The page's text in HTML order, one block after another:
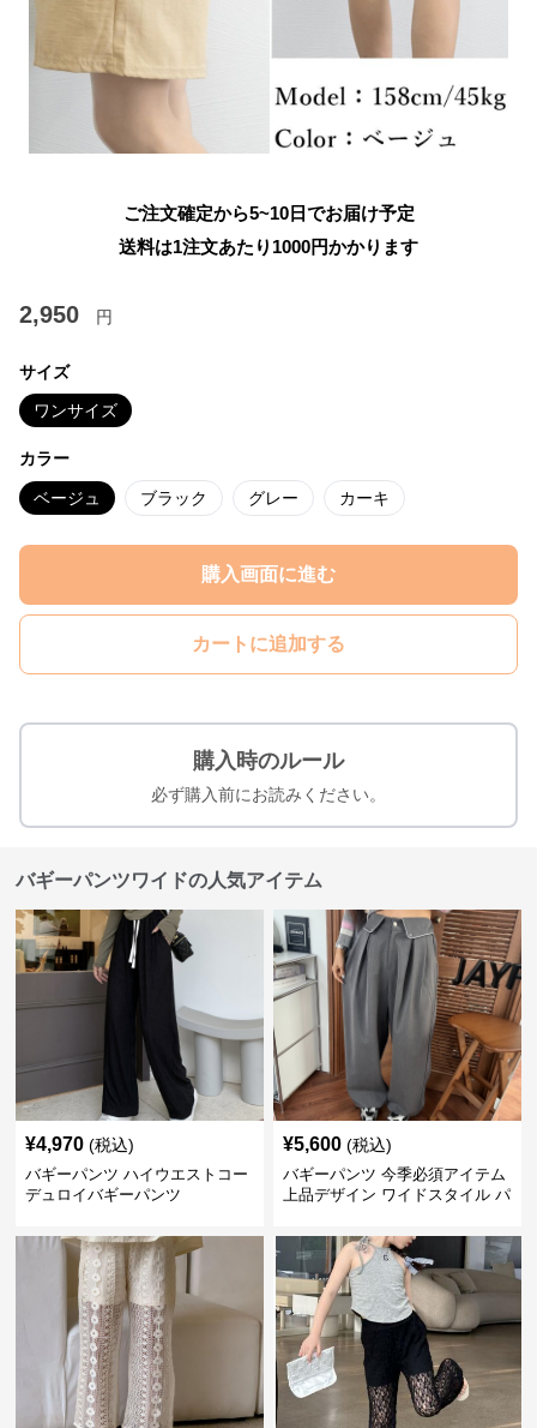
ご注文確定から5~10日でお届け予定
送料は1注文あたり 1000円かかります
2,950 円
サイズ
ワンサイズ
カラー
ベージュ ブラック グレー カーキ
購入画面に進む
カートに追加する
購入時のルール
必ず購入前にお読みください。
バギーパンツワイドの人気アイテム
¥4,970 (税込)
バギーパンツ ハイウエストコー
デュロイバギーパンツ
¥5,600 (税込)
バギーパンツ 今季必須アイテム
上品デザイン ワイドスタイル パ